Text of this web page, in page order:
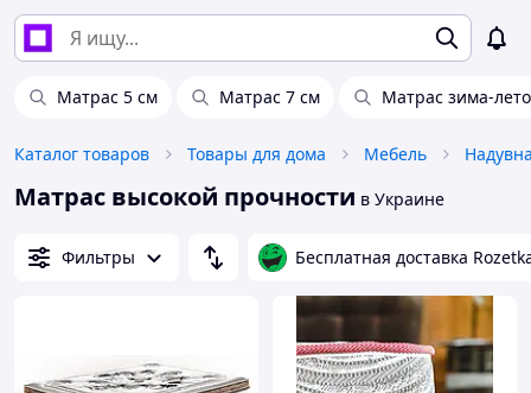
Матрас 5 см Матрас 7 см Матрас зима-лето
Каталог товаров Товары для дома Мебель
Матрас высокой прочности в Украине
Фильтры Бесплатная доставка